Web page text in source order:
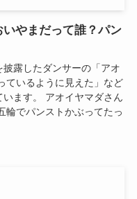
やまだって誰？パン
露したダンサーの「アオ
ているように見えた」など
ます。 アオイヤマダさん
輪でパンストかぶってたっ